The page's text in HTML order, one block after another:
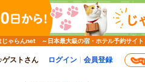
じゃらんnet ～日本最大級の宿・ホテル予約サイト
ゲストさん ログイン 会員登録